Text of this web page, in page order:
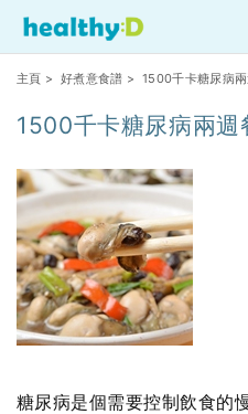
主頁 好煮意食譜 > 1500千卡糖尿病
1500千卡糖尿病兩週
糖尿病是個需要控制飲食的